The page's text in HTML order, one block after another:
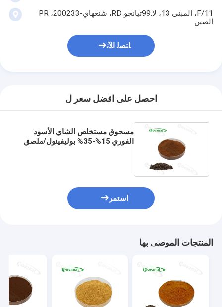
11/F، المبنى 13، لا.99تيانجو RD، شنغهاي-200233، PR
الصين
ﺎﺘﺼﻟ ﺍﻶﻧ
احصل على افضل سعر ل
مسحوق مستخلص الشاي الأسود
الفوري 15%-35% بوليفينول/ملصق
استمر
المنتجات الموصى بها